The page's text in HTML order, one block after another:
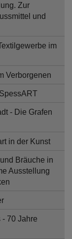
Zur
und
im
Verborgenen
- Die Grafen
in der Kunst
Bräuche in
Ausstellung
70 Jahre